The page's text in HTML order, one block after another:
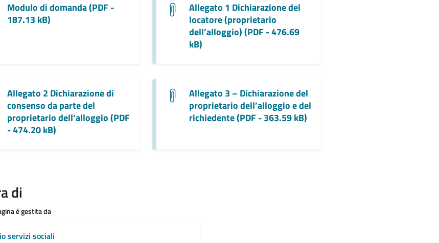
Modulo di domanda (PDF -
187.13 kB)
Allegato 1 Dichiarazione del
locatore (proprietario
dell’alloggio) (PDF - 476.69
kB)
Allegato 2 Dichiarazione di
consenso da parte del
proprietario dell’alloggio (PDF
- 474.20 kB)
Allegato 3 – Dichiarazione del
proprietario dell’alloggio e del
richiedente (PDF - 363.59 kB)
di
è gestita da
servizi sociali